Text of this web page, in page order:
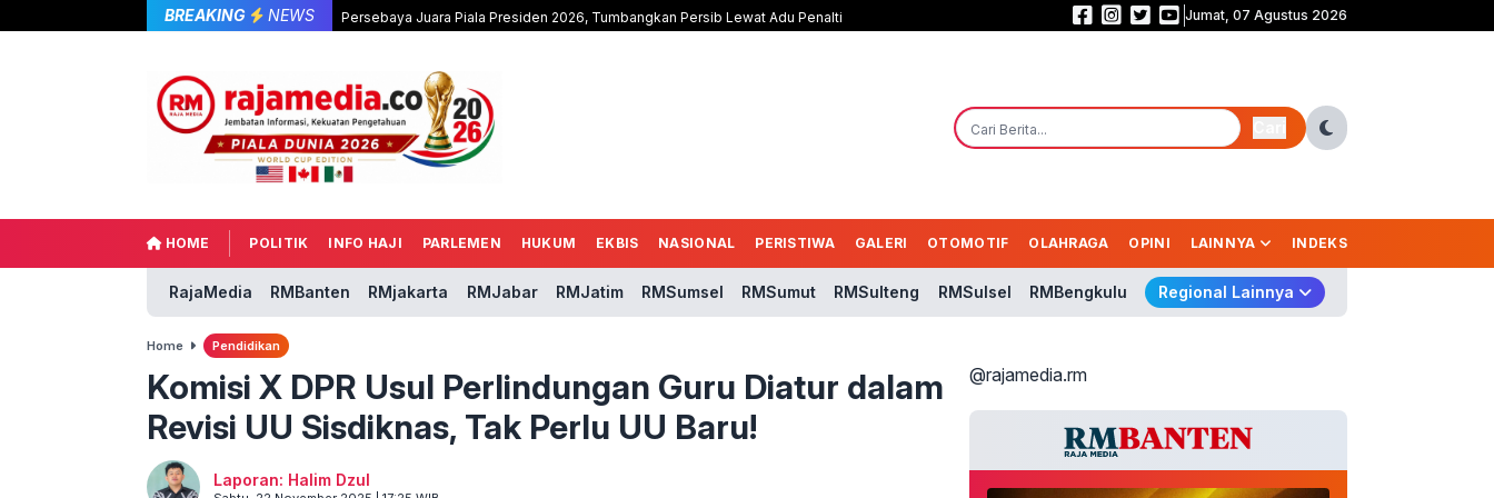
BREAKING NEWS Persebaya Juara Piala Presiden 2026, Tumbangkan Persib Lewat Adu Penalti Saling Balas Gol! Persib vs Persebaya Masih Sama Kuat 1-1 di Babak
Jumat, 07 Agustus 2026
HOME POLITIK INFO HAJI PARLEMEN HUKUM EKBIS NASIONAL PERISTIWA GALERI OTOMOTIF OLAHRAGA OPINI LAINNYA INDEKS
RajaMedia RMBanten RMjakarta RMJabar RMJatim RMSumsel RMSumut RMSulteng RMSulsel RMBengkulu Regional Lainnya
Home Pendidikan
Komisi X DPR Usul Perlindungan Guru Diatur dalam
Revisi UU Sisdiknas, Tak Perlu UU Baru!
Laporan: Halim Dzul
@rajamedia.rm